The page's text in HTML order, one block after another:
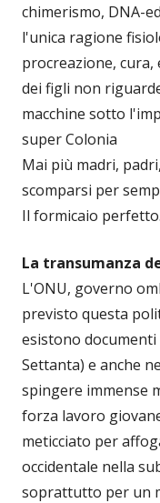
chimerismo, DNA-
l'unica ragione
procreazione,
dei figli non
macchine sotto
super Colonia
Mai più madri,
scomparsi per
Il formicaio
La transumanza
L'ONU, governo
previsto questa
esistono
Settanta) e anche
spingere immense
forza lavoro
meticciato per
occidentale nella
soprattutto per un